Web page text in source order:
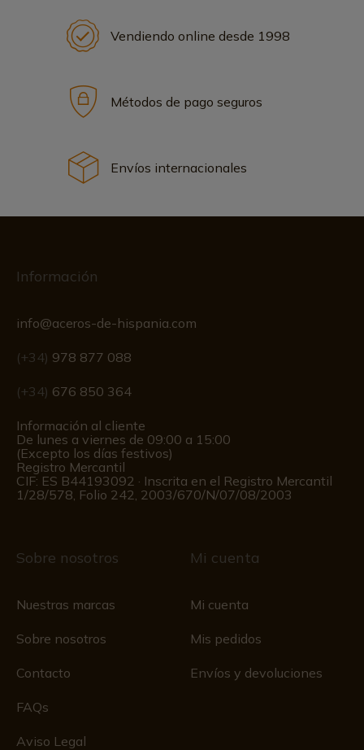
Vendiendo online desde 1998
Métodos de pago seguros
Envíos internacionales
Información
info@aceros-de-hispania.com
(+34) 978 877 088
(+34) 676 850 364
Información al cliente
De lunes a viernes de 09:00 a 15:00
(Excepto los días festivos)
Registro Mercantil
CIF: ES B44193092 · Inscrita en el Registro Mercantil
1/28/578, Folio 242, 2003/670/N/07/08/2003
Sobre nosotros
Nuestras marcas
Sobre nosotros
Contacto
FAQs
Aviso Legal
Mi cuenta
Mi cuenta
Mis pedidos
Envíos y devoluciones